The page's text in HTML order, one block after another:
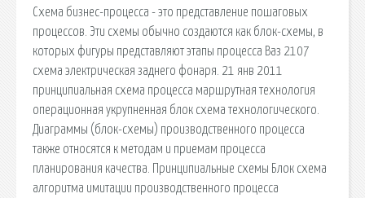
Схема бизнес-процесса - это представление пошаговых
процессов. Эти схемы обычно создаются как блок-схемы, в
которых фигуры представляют этапы процесса Ваз 2107
схема электрическая заднего фонаря. 21 янв 2011
принципиальная схема процесса маршрутная технология
операционная укрупненная блок схема технологического.
Диаграммы (блок-схемы) производственного процесса
также относятся к методам и приемам процесса
планирования качества. Принципиальные схемы Блок схема
алгоритма имитации производственного процесса